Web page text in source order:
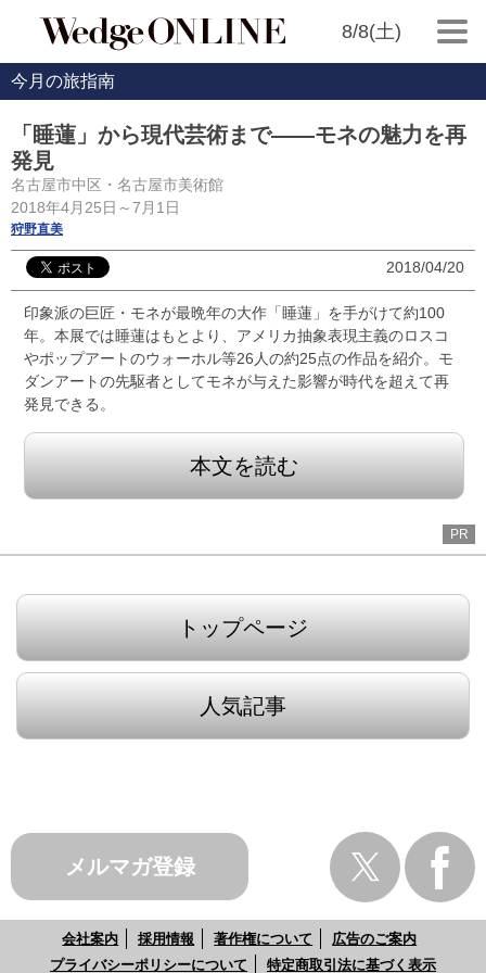
8/8(土)
今月の旅指南
「睡蓮」から現代芸術まで――モネの魅力を再
発見
名古屋市中区・名古屋市美術館
2018年4月25日～7月1日
狩野直美
2018/04/20
印象派の巨匠・モネが最晩年の大作「睡蓮」を手がけて約100
年。本展では睡蓮はもとより、アメリカ抽象表現主義のロスコ
やポップアートのウォーホル等26人の約25点の作品を紹介。モ
ダンアートの先駆者としてモネが与えた影響が時代を超えて再
発見できる。
本文を読む
PR
トップページ
人気記事
メルマガ登録
会社案内 採用情報 著作権について
広告のご案内
プライバシーポリシーについて
特定商取引法に基づく表示